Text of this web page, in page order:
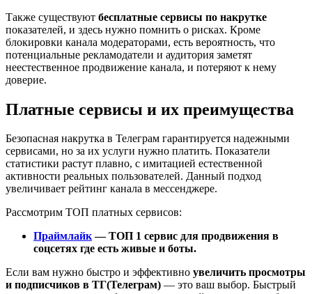
Также существуют бесплатные сервисы по накрутке
показателей, и здесь нужно помнить о рисках. Кроме
блокировки канала модераторами, есть вероятность, что
потенциальные рекламодатели и аудитория заметят
неестественное продвижение канала, и потеряют к нему
доверие.
Платные сервисы и их преимущества
Безопасная накрутка в Телеграм гарантируется надежными
сервисами, но за их услуги нужно платить. Показатели
статистики растут плавно, с имитацией естественной
активности реальных пользователей. Данный подход
увеличивает рейтинг канала в мессенджере.
Рассмотрим ТОП платных сервисов:
Праймлайк— ТОП 1 сервис для продвижения в
соцсетях где есть живые и боты.
Если вам нужно быстро и эффективно увеличить просмотры
и подписчиков в ТГ(Телеграм) — это ваш выбор. Быстрый